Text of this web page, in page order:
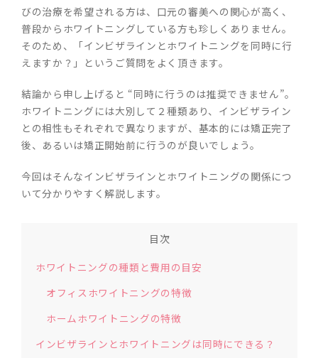
びの治療を希望される方は、口元の審美への関心が高く、
普段からホワイトニングしている方も珍しくありません。
そのため、「インビザラインとホワイトニングを同時に行
えますか？」というご質問をよく頂きます。
結論から申し上げると “同時に行うのは推奨できません”。
ホワイトニングには大別して２種類あり、インビザライン
との相性もそれぞれで異なりますが、基本的には矯正完了
後、あるいは矯正開始前に行うのが良いでしょう。
今回はそんなインビザラインとホワイトニングの関係につ
いて分かりやすく解説します。
目次
ホワイトニングの種類と費用の目安
オフィスホワイトニングの特徴
ホームホワイトニングの特徴
インビザラインとホワイトニングは同時にできる？